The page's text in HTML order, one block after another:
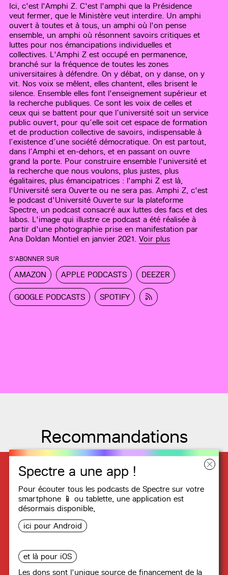
Spectre a une app !
Pour écouter tous les podcasts de Spectre sur votre
smartphone 📱 ou tablette, uneapplication est
désormais disponible,
ici pour Android
et là pour iOS
Les dons sont l'unique source de financement de la
Ici, c'est l'Amphi Z. C'est l'amphi que la Présidence
veut fermer, que le Ministère veut interdire. Un amphi
ouvert à toutes et à tous, un amphi où l'on pense
ensemble, un amphi où résonnent savoirs critiques et
luttes pour nos émancipations individuelles et
collectives. L'Amphi Z est occupé en permanence,
branché sur la fréquence de toutes les zones
universitaires à défendre. On y débat, on y danse, on y
vit. Nos voix se mêlent, elles chantent, elles brisent le
silence. Ensemble elles font l'enseignement supérieur et
la recherche publiques. Ce sont les voix de celles et
ceux qui se battent pour que l’université soit un service
public ouvert, pour qu’elle soit cet espace de formation
et de production collective de savoirs, indispensable à
l’existence d’une société démocratique. On est partout,
dans l’Amphi et en-dehors, et en passant on ouvre
grand la porte. Pour construire ensemble l'université et
la recherche que nous voulons, plus justes, plus
égalitaires, plus émancipatrices : l'amphi Z est là,
l'Université sera Ouverte ou ne sera pas. Amphi Z, c'est
le podcast d'Université Ouverte sur la plateforme
Spectre, un podcast consacré aux luttes des facs et des
labos. L'image qui illustre ce podcast a été réalisée à
partir d'une photographie prise en manifestation par
Ana Doldan Montiel en janvier 2021.Voir plus
S’ABONNER SUR
AMAZON APPLE PODCASTS DEEZER
GOOGLE PODCASTS SPOTIFY
Recommandations